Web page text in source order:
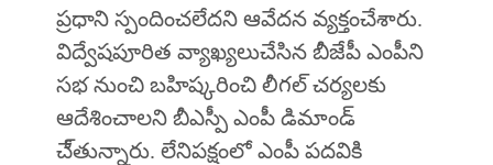
ప్రధాని స్పందించలేదని ఆవేదన వ్యక్తంచేశారు.
విద్వేషపూరిత వ్యాఖ్యలుచేసిన బీజేపీ ఎంపీని
సభ నుంచి బహిష్కరించి లీగల్ చర్యలకు
ఆదేశించాలని బీఎస్పీ ఎంపీ డిమాండ్‌
చే్తున్నారు. లేనిపక్షంలో ఎంపీ పదవికి